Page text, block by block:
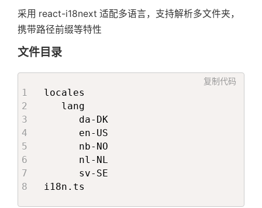
│   │   │   ├── index.less
│   │   │   └── render.tsx # 定义 render
│   │   └── detail
│   │   │   ├── fetch.ts
│   │   │   ├── index.less
│   │   │   └── render$id.tsx # 映射
│   │   │   └── user
│   │   │        ├── fetch.ts
│   │   │        └── render$id.tsx # 多
│   │   │        └──
│   │   ├── bar
│   │   │   ├── fetch.ts
│   │   │   └── render.tsx
│   │   │   ├── fetch$id.ts
采用 react-i18next 适配多语言，支持解析多文件夹，
携带路径前缀等特性
文件目录
复制代码
locales
   lang
      da-DK
      en-US
      nb-NO
      nl-NL
      sv-SE
i18n.ts